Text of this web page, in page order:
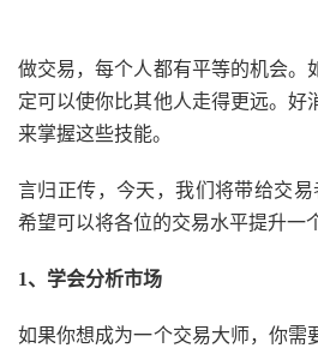
做交易，每个人都有平等的机会。
定可以使你比其他人走得更远。好
来掌握这些技能。
言归正传，今天，我们将带给交易
希望可以将各位的交易水平提升一
1、学会分析市场
如果你想成为一个交易大师，你需